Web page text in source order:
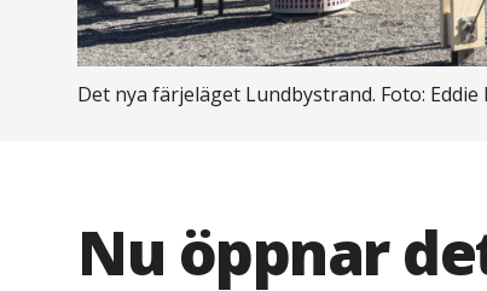
Det nya färjeläget Lundbystrand. Foto: Eddie
Nu öppnar